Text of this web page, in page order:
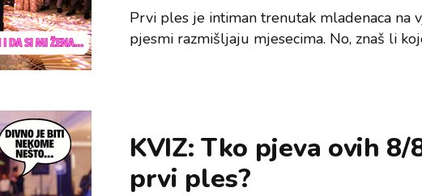
Prvi ples je intiman trenutak mladenaca na
pjesmi razmišljaju mjesecima. No, znaš li
KVIZ: Tko pjeva ovih 8/
prvi ples?